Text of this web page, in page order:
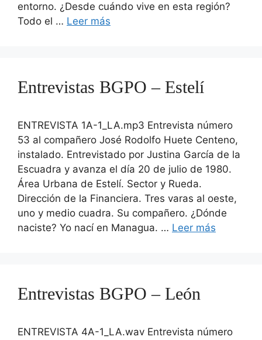
entorno. ¿Desde cuándo vive en esta región?
Todo el … Leer más
Entrevistas BGPO – Estelí
ENTREVISTA 1A-1_LA.mp3 Entrevista número
53 al compañero José Rodolfo Huete Centeno,
instalado. Entrevistado por Justina García de la
Escuadra y avanza el día 20 de julio de 1980.
Área Urbana de Estelí. Sector y Rueda.
Dirección de la Financiera. Tres varas al oeste,
uno y medio cuadra. Su compañero. ¿Dónde
naciste? Yo nací en Managua. … Leer más
Entrevistas BGPO – León
ENTREVISTA 4A-1_LA.wav Entrevista número